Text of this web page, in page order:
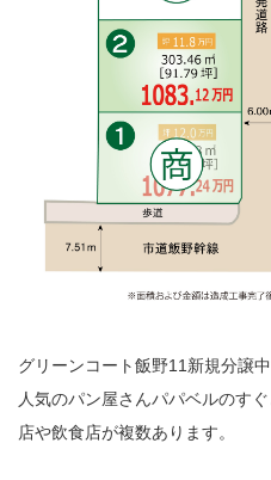
グリーンコート飯野11新規分譲中
人気のパン屋さんパパベルのす
店や飲食店が複数あります。